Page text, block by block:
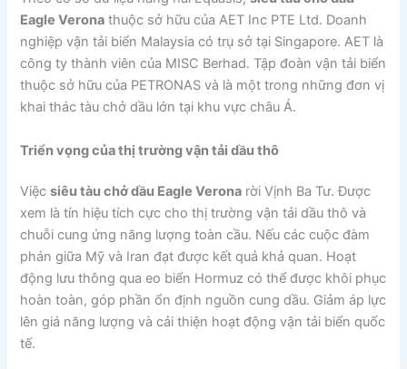
Eagle Verona thuộc sở hữu của AET Inc PTE Ltd. Doanh
nghiệp vận tải biển Malaysia có trụ sở tại Singapore. AET là
công ty thành viên của MISC Berhad. Tập đoàn vận tải biển
thuộc sở hữu của PETRONAS và là một trong những đơn vị
khai thác tàu chở dầu lớn tại khu vực châu Á.
Triển vọng của thị trường vận tải dầu thô
Việcsiêu tàu chở dầu Eagle Verona rời Vịnh Ba Tư. Được
xem là tín hiệu tích cực cho thị trường vận tải dầu thô và
chuỗi cung ứng năng lượng toàn cầu. Nếu các cuộc đàm
phán giữa Mỹ và Iran đạt được kết quả khả quan. Hoạt
động lưu thông qua eo biển Hormuz có thể được khôi phục
hoàn toàn, góp phần ổn định nguồn cung dầu. Giảm áp lực
lên giá năng lượng và cải thiện hoạt động vận tải biển quốc
tế.